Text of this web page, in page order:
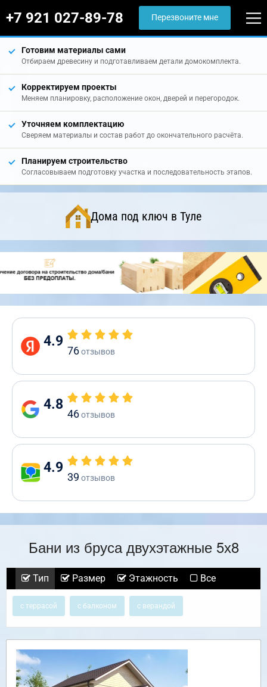
+7 921 027-89-78 Перезвоните мне
Готовим материалы сами
Отбираем древесину и подготавливаем детали домокомплекта.
Корректируем проекты
Меняем планировку, расположение окон, дверей и перегородок.
Уточняем комплектацию
Сверяем материалы и состав работ до окончательного расчёта.
Планируем строительство
Согласовываем подготовку участка и последовательность этапов.
Дома под ключ в Туле
4.9
76отзывов
4.8
46отзывов
4.9
39 отзывов
Бани из бруса двухэтажные 5х8
Тип Размер Этажность Все
с террасой с балконом с верандой